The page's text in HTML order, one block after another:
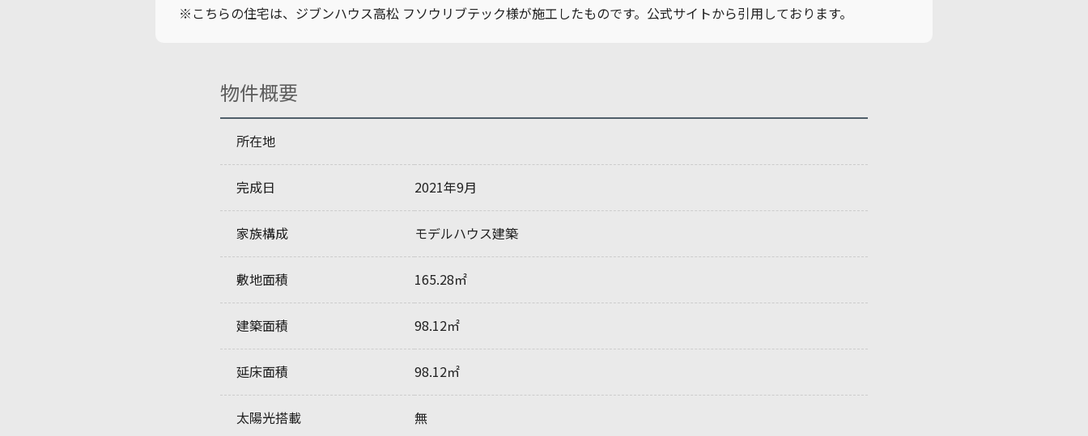
※こちらの住宅は、ジブンハウス高松 フソウリブテック様が施工したものです。公式サイトから引用しております。
物件概要
所在地
完成日 2021年9月
家族構成 モデルハウス建築
敷地面積 165.28㎡
建築面積 98.12㎡
延床面積 98.12㎡
太陽光搭載 無